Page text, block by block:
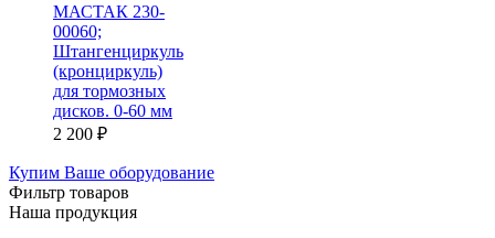
МАСТАК 230-
00060;
Штангенциркуль
(кронциркуль)
для тормозных
дисков. 0-60 мм
2 200 ₽
Купим Ваше оборудование
Фильтр товаров
Наша продукция